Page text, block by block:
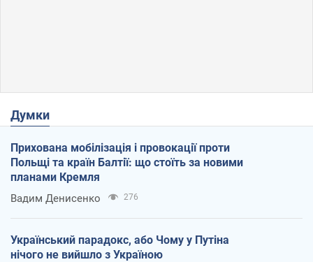
Думки
Прихована мобілізація і провокації проти
Польщі та країн Балтії: що стоїть за новими
планами Кремля
Вадим Денисенко 276
Український парадокс, або Чому у Путіна
нічого не вийшло з Україною